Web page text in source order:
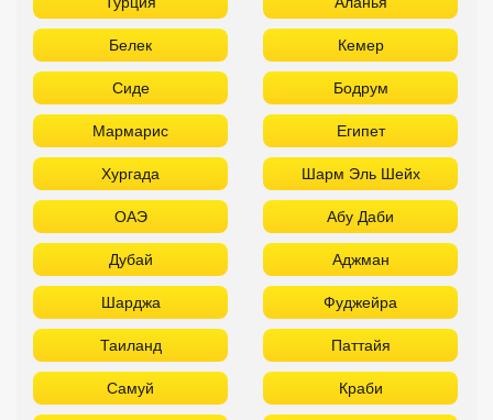
Белек Кемер
Сиде Бодрум
Мармарис Египет
Хургада Шарм Эль Шейх
ОАЭ Абу Даби
Дубай Аджман
Шарджа Фуджейра
Таиланд Паттайя
Самуй Краби